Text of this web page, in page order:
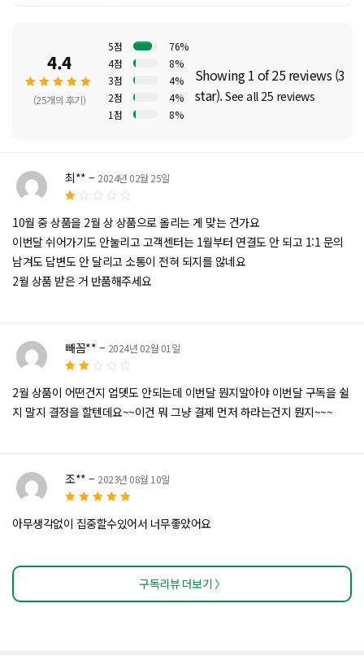
4.4
됨
(25개의 후기)
5점
76%
4점
8%
3점
4%
2점
4%
1점
8%
Showing 1 of 25 reviews (3
star).See all 25 reviews
중
에
서
1
평
최** – 2024년 02월 25일
10월 중 상품을 2월 상 상품으로 올리는 게 맞는 건가요
이번달 쉬어가기도 안눌리고 고객센터는 1월부터 연결도 안 되고 1:1 문의
남겨도 답변도 안 달리고 소통이 전혀 되지를 않네요
2월 상품 받은 거 반품해주세요
에서
2로
평가
빼꼼** – 2024년 02월 01일
2월 상품이 어떤건지 업뎃도 안되는데 이번달 뭔지알아야 이번달 구독을 쉴
지 말지 결정을 할텐데요~~이건 뭐 그냥 결제 먼저 하라는건지 뭔지~~~
5 중에서 5
로
평가됨
조** – 2023년 08월 10일
아무생각없이 집중할수있어서 너무좋았어요
구독리뷰 더보기 〉